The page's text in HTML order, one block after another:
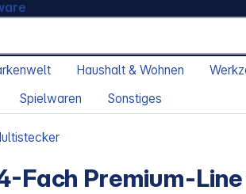
Haushalt & Wohnen
Spielwaren Sonstiges
Fach Premium-Line